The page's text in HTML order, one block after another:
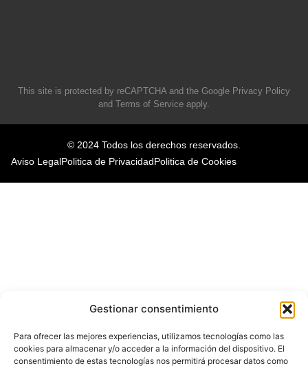
Gestionar consentimiento
Para ofrecer las mejores experiencias, utilizamos tecnologías como las
cookies para almacenar y/o acceder a la información del dispositivo. El
consentimiento de estas tecnologías nos permitirá procesar datos como
This site is protected by reCAPTCHA and the Google Privacy Policy
and Terms of Service apply.
© 2024 Todos los derechos reservados.
Aviso LegalPolitica de PrivacidadPolitica de Cookies